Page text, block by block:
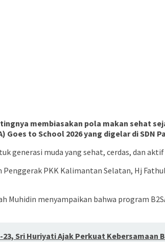
membiasakan pola makan sehat
Goes to School 2026 yang digelar di SDN
generasi muda yang sehat, cerdas, dan
PKK Kalimantan Selatan, Hj
Muhidin menyampaikan bahwa program
Sri Huriyati Ajak Perkuat Kebersamaan